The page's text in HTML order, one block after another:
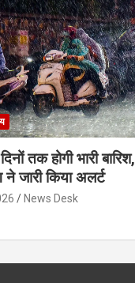
तक होगी भारी बारिश,
ने जारी किया अलर्ट
News Desk